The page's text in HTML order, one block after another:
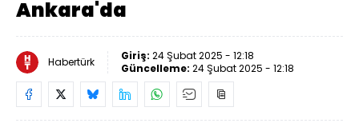
Ankara'da
Habertürk Giriş: 24 Şubat 2025 - 12:18
Güncelleme: 24 Şubat 2025 - 12:18